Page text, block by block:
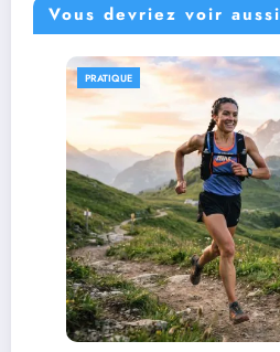
Vous devriez voir aussi
PRATIQUE